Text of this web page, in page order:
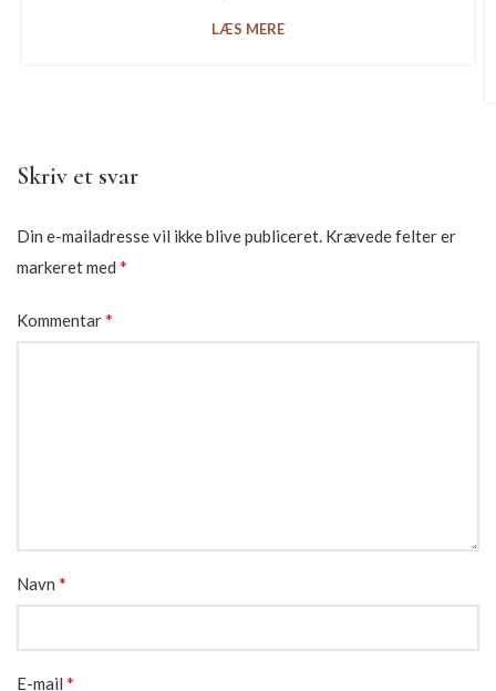
LÆS MERE
Skriv et svar
Din e-mailadresse vil ikke blive publiceret. Krævede felter er
markeret med *
Kommentar*
Navn *
E-mail *